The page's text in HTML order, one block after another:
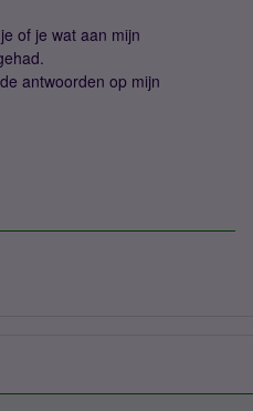
of je wat aan mijn
antwoorden op mijn